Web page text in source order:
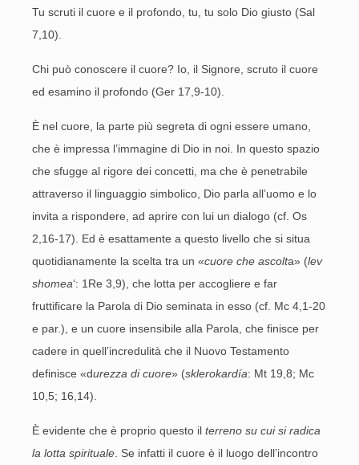
Tu scruti il cuore e il profondo, tu, tu solo Dio giusto (Sal
7,10).
Chi può conoscere il cuore? Io, il Signore, scruto il cuore
ed esamino il profondo (Ger 17,9-10).
È nel cuore, la parte più segreta di ogni essere umano,
che è impressa l’immagine di Dio in noi. In questo spazio
che sfugge al rigore dei concetti, ma che è penetrabile
attraverso il linguaggio simbolico, Dio parla all’uomo e lo
invita a rispondere, ad aprire con lui un dialogo (cf. Os
2,16-17). Ed è esattamente a questo livello che si situa
quotidianamente la scelta tra un «cuore che ascolta» (lev
shomea‘: 1Re 3,9), che lotta per accogliere e far
fruttificare la Parola di Dio seminata in esso (cf. Mc 4,1-20
e par.), e un cuore insensibile alla Parola, che finisce per
cadere in quell’incredulità che il Nuovo Testamento
definisce «durezza di cuore» (sklerokardía: Mt 19,8; Mc
10,5; 16,14).
È evidente che è proprio questo il terreno su cui si radica
la lotta spirituale . Se infatti il cuore è il luogo dell’incontro